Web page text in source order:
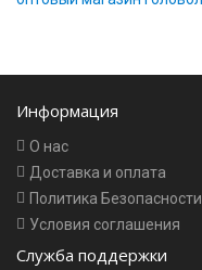
Информация
О нас
Доставка и оплата
Политика Безопасности
Условия соглашения
Служба поддержки